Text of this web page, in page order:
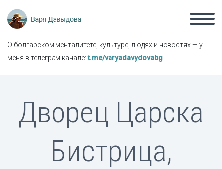
О болгарском менталитете, культуре, людях и новостях — у
меня в телеграм канале:t.me/varyadavydovabg
Дворец Царска
Бистрица,